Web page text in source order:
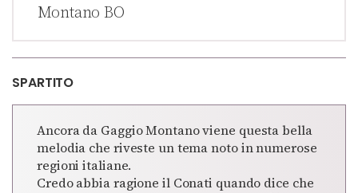
Montano BO
SPARTITO
Ancora da Gaggio Montano viene questa bella
melodia che riveste un tema noto in numerose
regioni italiane.
Credo abbia ragione il Conati quando dice che